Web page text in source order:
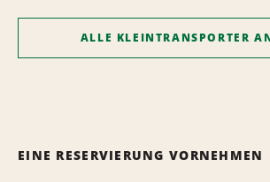
ALLE KLEINTRANSPORTER
EINE RESERVIERUNG VORNEHMEN